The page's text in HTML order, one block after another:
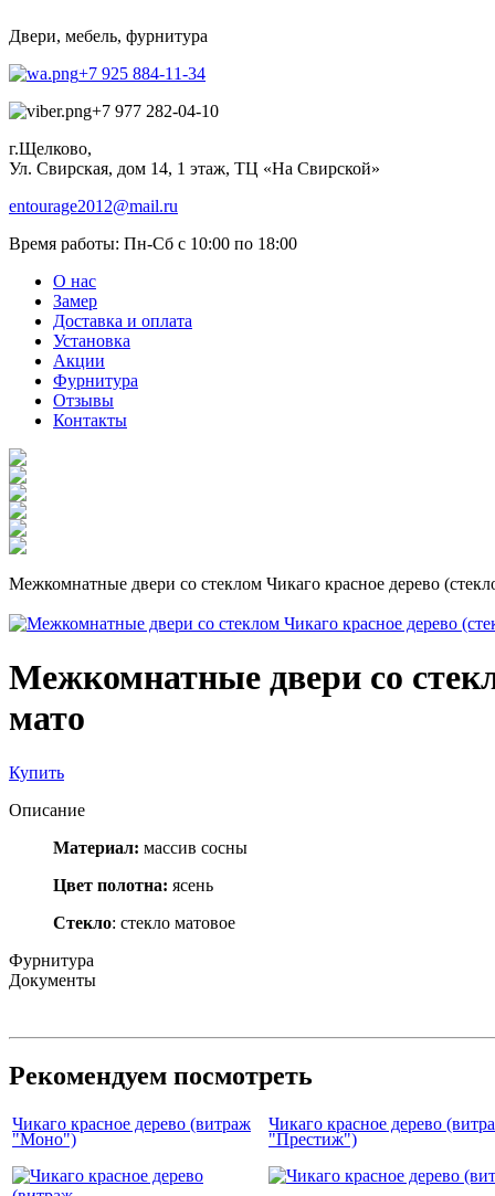
Двери, мебель, фурнитура
+7 925 884-11-34
+7 977 282-04-10
г.Щелково,
Ул. Свирская, дом 14, 1 этаж, ТЦ «На Свирской»
entourage2012@mail.ru
Время работы: Пн-Сб с 10:00 по 18:00
О нас
Замер
Доставка и оплата
Установка
Акции
Фурнитура
Отзывы
Контакты
Межкомнатные двери со стеклом Чикаго красное дерево
Межкомнатные двери со
мато
Купить
Описание
Материал: массив сосны
Цвет полотна: ясень
Стекло: стекло матовое
Фурнитура
Документы
Рекомендуем посмотреть
Чикаго красное дерево (витраж
"Моно")
Чикаго красное дерево
"Престиж")